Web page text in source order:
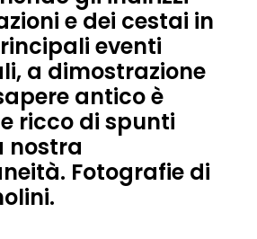
e dei cestai in
eventi
a dimostrazione
antico è
ricco di spunti
nostra
Fotografie di